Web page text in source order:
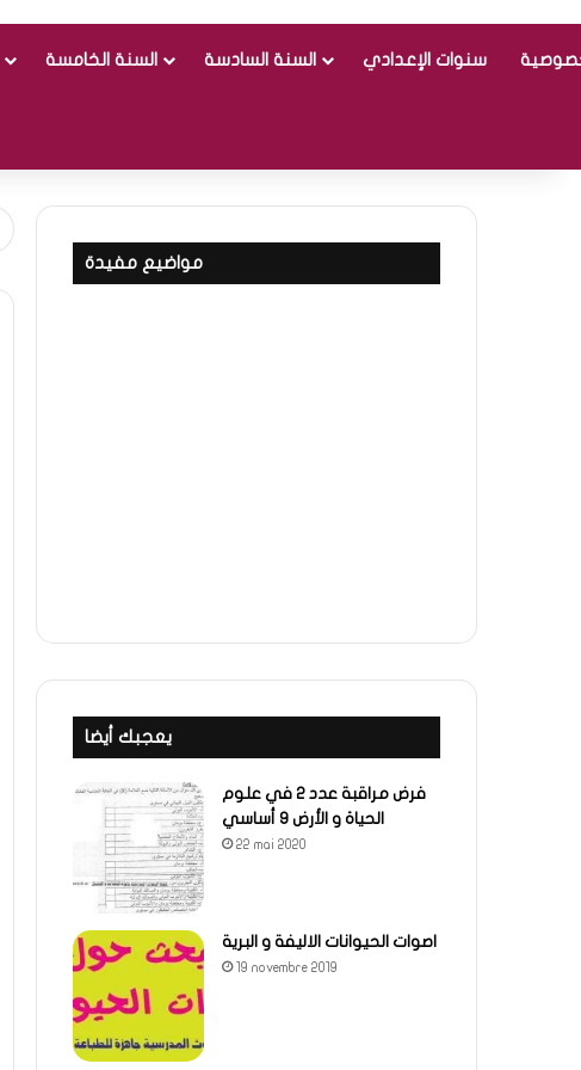
السنة الخامسة السنة السادسة سنوات الإعدادي
مواضيع مفيدة
يعجبك أيضا
فرض مراقبة عدد 2 في علوم
الحياة و الأرض 9 أساسي
22 mai 2020
اصوات الحيوانات الاليفة و البرية
19 novembre 2019